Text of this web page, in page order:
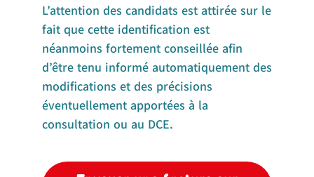
L’attention des candidats est attirée sur le
fait que cette identification est
néanmoins fortement conseillée afin
d’être tenu informé automatiquement des
modifications et des précisions
éventuellement apportées à la
consultation ou au DCE.